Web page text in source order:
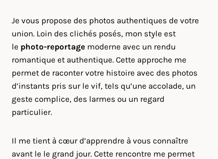
Je vous propose des photos authentiques de votre
union. Loin des clichés posés, mon style est
le photo-reportage moderne avec un rendu
romantique et authentique. Cette approche me
permet de raconter votre histoire avec des photos
d’instants pris sur le vif, tels qu’une accolade, un
geste complice, des larmes ou un regard
particulier.
Il me tient à cœur d’apprendre à vous connaître
avant le le grand jour. Cette rencontre me permet